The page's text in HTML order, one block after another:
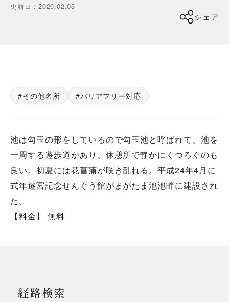
更新日 ：2026.02.03
シェア
その他名所 バリアフリー対応
池は勾玉の形をしているので勾玉池と呼ばれて、池を
一周する遊歩道があり、休憩所で静かにくつろぐのも
良い。初夏には花菖蒲が咲き乱れる。平成24年4月に
式年遷宮記念せんぐう館がまがたま池池畔に建設され
た。
【料金】 無料
経路検索